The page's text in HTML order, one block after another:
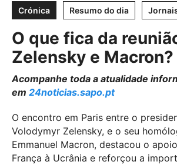
Crónica Resumo do dia
O que fica da
Zelensky e Macron?
Acompanhe toda a atualidade
em 24noticias.sapo.pt
O encontro em Paris entre o
Volodymyr Zelensky, e o seu
Emmanuel Macron, destacou o
França à Ucrânia e reforçou a